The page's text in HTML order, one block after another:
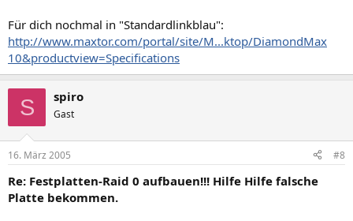
Für dich nochmal in "Standardlinkblau":
http://www.maxtor.com/portal/site/M...ktop/DiamondMax
10&productview=Specifications
S spiro
Gast
16. März 2005 #8
Re: Festplatten-Raid 0 aufbauen!!! Hilfe Hilfe falsche
Platte bekommen.